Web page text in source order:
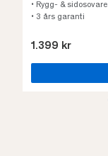
• Rygg- & sidosovare
• 3 års garanti
1.399 kr